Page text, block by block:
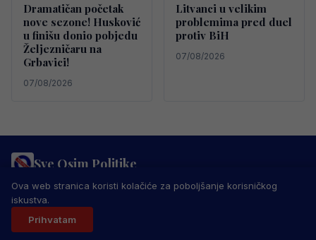
Dramatičan početak
nove sezone! Husković
u finišu donio pobjedu
Željezničaru na
Grbavici!
07/08/2026
Litvanci u velikim
problemima pred duel
protiv BiH
07/08/2026
Sve Osim Politike
PRAVILA PRIVATNOSTI MARKETING
USLOVI KORIŠTENJA
IMPRESSUM
© 2026 Sve Osim Politike. Sva prava zadržana.
Ova web stranica koristi kolačiće za poboljšanje korisničkog
iskustva.
Prihvatam